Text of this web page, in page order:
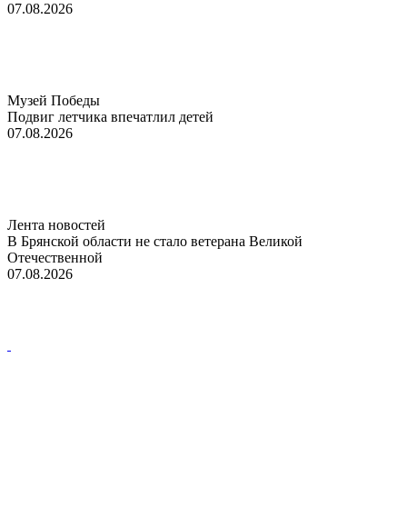
07.08.2026
Музей Победы
Подвиг летчика впечатлил детей
07.08.2026
Лента новостей
В Брянской области не стало ветерана Великой
Отечественной
07.08.2026